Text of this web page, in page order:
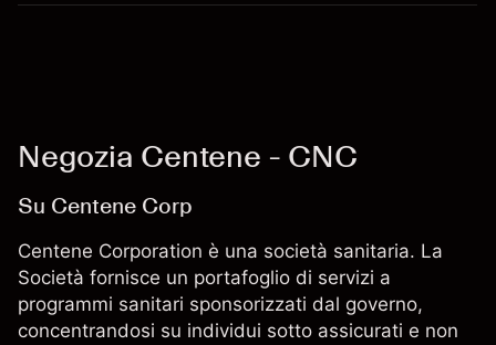
Negozia Centene - CNC
Su Centene Corp
Centene Corporation è una società sanitaria. La
Società fornisce un portafoglio di servizi a
programmi sanitari sponsorizzati dal governo,
concentrandosi su individui sotto assicurati e non